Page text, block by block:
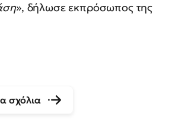
», δήλωσε εκπρόσωπος της
σχόλια